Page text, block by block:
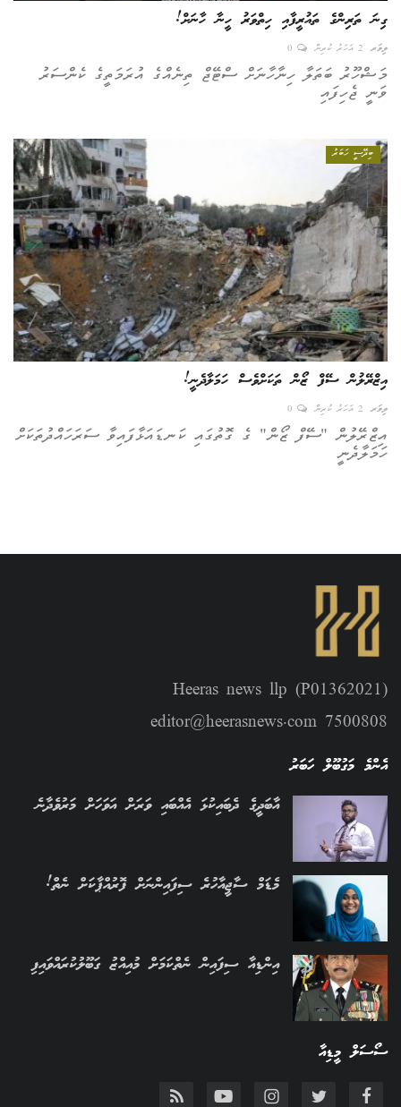
ގިނަ ތަރިންގެ ތައުރީފާއި ހިތްވަރު ހީނާ ހާނަށް!
ލިވަރ 2 އަހަރު ކުރިން 0
މަޝްހޫރު ބަތަލާ ހިނާހާނަށް ސްޓޭޖް ތިނެއްގެ އުރަމަތީގެ ކެންސަރު
ވަނީ ޖެހިފައި
ބިދޭސީ ހަބަރު
އިޒްރޭލުން ސޭފް ޒޯން ތަކަށްވެސް ހަމަލާދެނީ!
ލިވަރ 2 އަހަރު ކުރިން 0
އިޒްރޭލުން "ސޭފް ޒޯން" ގެ ގޮތުގައި ކަނޑައަޅާފައިވާ ސަރަހައްދުތަކަށް
ހަމަލާދެނީ
Heeras news llp (P01362021)
editor@heerasnews.com 7500808
އެންމެ މަގުބޫލް ހަބަރު
އާބަދީގެ ދެބައިކުޅަ އެއްބައި ވަރަށް އަވަހަށް މަރުވެދާނެ
މެޑަމް ސާޖީއާހުރެ ސިފައިންނަށް ފޮރުއްޕާކަށް ނެތް!
އިންޑިއާ ސިފައިން ނެތްކަމަށް މުއިއްޒު ގަބޫލުކުރައްވައިފި
ސޯސަލް މީޑިއާ